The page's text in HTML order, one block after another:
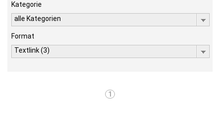
Kategorie
alle Kategorien
Format
Textlink (3)
1